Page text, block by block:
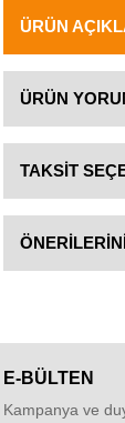
ÜRÜN
ÜRÜN
TAKSİT
E-BÜLTEN
Kampanya ve